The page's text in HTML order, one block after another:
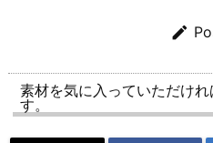

素材を気に入っていただけ
す。